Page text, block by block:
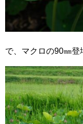
で、マクロの90㎜